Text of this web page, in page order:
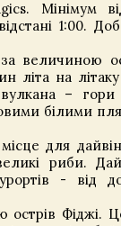
Мінімум
1:00.
величиною
літа на
– гори
білими
для
риби.
- від
Фіджі.